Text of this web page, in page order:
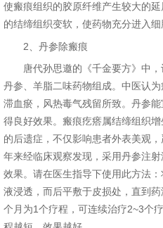
使瘢痕组织的胶原纤维产生较大的
的结缔组织变软，使药物充分进入细
2、丹参除瘢痕
唐代孙思邀的《千金要方》中，
丹参、羊脂二味药物组成。中医认
滞血瘀，风热毒气残留所致。丹参
得良好效果。瘢痕疙瘩属结缔组织
的后遗症，不仅影响患者外表美观
年来经临床观察发现，采用丹参注
效果。请在医生指导下使用此方法
液浸透，而后平敷于皮损处，直到
个月为1个疗程，可连续治疗2~3个